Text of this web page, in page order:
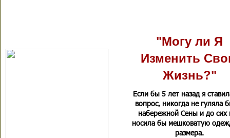
"Могу ли Я
Изменить
Жизнь?"
Если бы 5 лет назад я
вопрос, никогда не гуляла
набережной Сены и до сих
носила бы мешковатую
размера.